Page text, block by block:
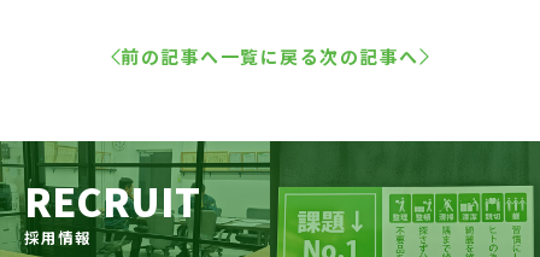
前の記事へ一覧に戻る次の記事へ
RECRUIT
採用情報